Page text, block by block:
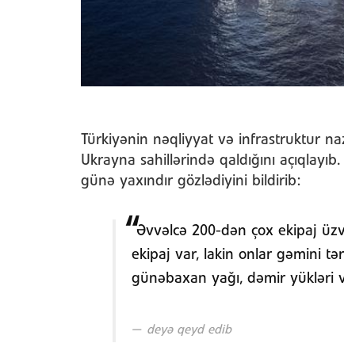
Türkiyənin nəqliyyat və infrastruktur
Ukrayna sahillərində qaldığını açıqlayıb.
günə yaxındır gözlədiyini bildirib:
Əvvəlcə 200-dən çox ekipaj
ekipaj var, lakin onlar gəmini
günəbaxan yağı, dəmir yükləri
deyə qeyd edib